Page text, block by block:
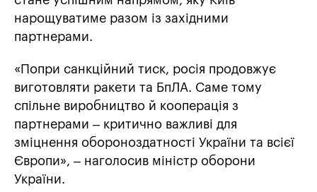
нарощуватиме разом із західними
партнерами.
«Попри санкційний тиск, росія продовжує
виготовляти ракети та БпЛА. Саме тому
спільне виробництво й кооперація з
партнерами – критично важливі для
зміцнення обороноздатності України та всієї
Європи», – наголосив міністр оборони
України.